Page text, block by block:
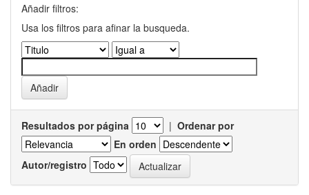
Añadir filtros:
Usa los filtros para afinar la busqueda.
Resultados por página | Ordenar por
En orden
Autor/registro